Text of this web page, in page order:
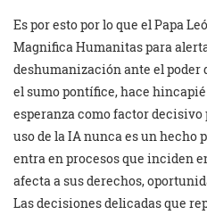
Es por esto por lo que el Papa
Magnifica Humanitaspara
deshumanización ante el poder
el sumo pontífice, hace
esperanza como factor
uso de la IA nunca es un hecho
entra en procesos que inciden
afecta a sus derechos,
Las decisiones delicadas que